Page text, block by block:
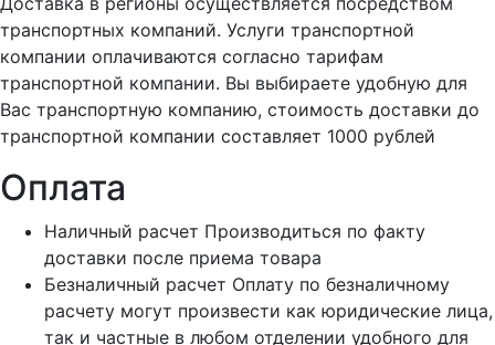
транспортных компаний. Услуги транспортной
компании оплачиваются согласно тарифам
транспортной компании. Вы выбираете удобную для
Вас транспортную компанию, стоимость доставки до
транспортной компании составляет 1000 рублей
Оплата
Наличный расчет Производиться по факту
доставки после приема товара
Безналичный расчет Оплату по безналичному
расчету могут произвести как юридические лица,
так и частные в любом отделении удобного для